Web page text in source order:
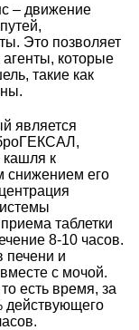
– движение
Это позволяет
которые
такие как
является
кашля к
снижением его
таблетки
8-10 часов.
печени и
с мочой.
есть время, за
действующего